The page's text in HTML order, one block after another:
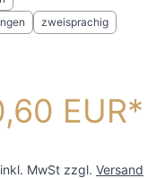
zweisprachig
EUR
inkl. MwSt zzgl. Versand